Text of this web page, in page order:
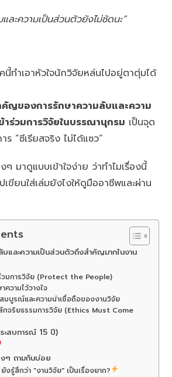
และความเป็นส่วนตัวยังไม่ชัดนะ”
นี้ทำเอาหัวใจนักวิจัยหล่นไปอยู่ตาตุ่มได้
คัญของการรักษาความลับและความ
ร่วมการวิจัยในบรรณานุกรม เป็นจุด
ร “ซีเรียสจริง ไม่ได้แซว”
มาดูแบบเข้าใจง่าย ว่าทำไมเรื่องนี้
ขียนใส่เล่มยังไงให้ดูมืออาชีพและผ่าน
บและความเป็นส่วนตัวถึงสำคัญมากในงาน
วมการวิจัย (Protect the People)
ความไว้วางใจ
มบูรณ์และความน่าเชื่อถือของงานวิจัย
กจริยธรรมการวิจัย (Ethics Must Come
ะสบการณ์ 15 ปี)
ๆ ถามกันบ่อย
ยังรู้สึกว่า "งานวิจัย" เป็นเรื่องยาก?